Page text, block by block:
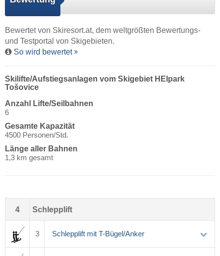
Bewertet von Skiresort.at, dem weltgrößten Bewertungs-
und Testportal von Skigebieten.
So wird bewertet
Skilifte/Aufstiegsanlagen vom Skigebiet HEIpark
Tošovice
Anzahl Lifte/Seilbahnen
6
Gesamte Kapazität
4500 Personen/Std.
Länge aller Bahnen
1,3 km gesamt
4 Schlepplift
3 Schlepplift mit T-Bügel/Anker